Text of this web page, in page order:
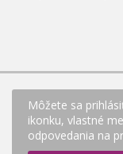
Môžete sa
ikonku, vlastné
odpovedania na